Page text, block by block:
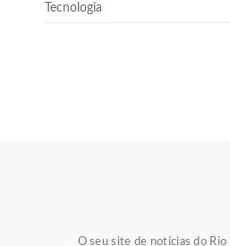
Tecnologia
O seu site de notícias do